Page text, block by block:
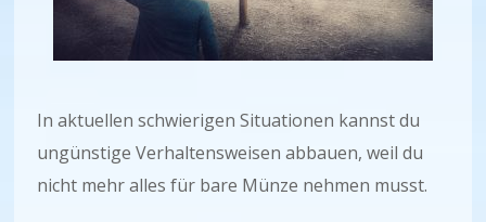
In aktuellen schwierigen Situationen kannst du
ungünstige Verhaltensweisen abbauen, weil du
nicht mehr alles für bare Münze nehmen musst.